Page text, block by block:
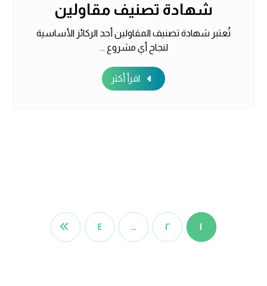
شهادة تصنيف مقاولين
تُعتبر شهادة تصنيف المقاولين أحد الركائز الأساسية
لنجاح أي مشروع ...
اقرأ أكثر
١ ٢ … ٤